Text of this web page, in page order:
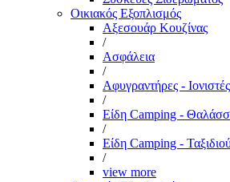
Οικιακός Εξοπλισμός
Αξεσουάρ Κουζίνας
/
Ασφάλεια
/
Αφυγραντήρες - Ιονιστές
/
Είδη Camping -
/
Είδη Camping -
/
view more